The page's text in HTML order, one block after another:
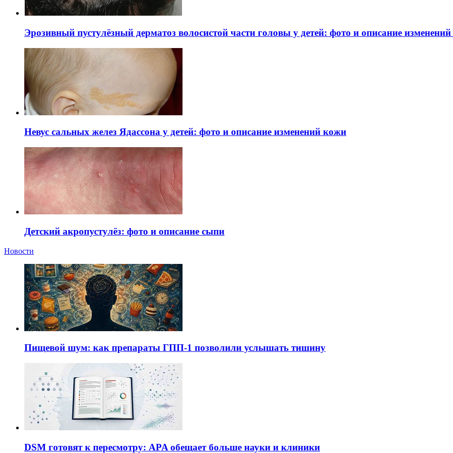
Эрозивный пустулёзный дерматоз волосистой части головы у детей: фото и описание
Невус сальных желез Ядассона у детей: фото и описание изменений кожи
Детский акропустулёз: фото и описание сыпи
Новости
Пищевой шум: как препараты ГПП-1 позволили услышать тишину
DSM готовят к пересмотру: APA обещает больше науки и клиники